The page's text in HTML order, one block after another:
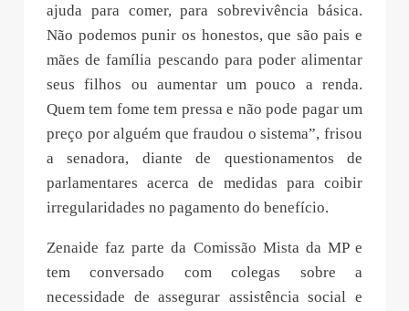
ajuda para comer, para sobrevivência básica.
Não podemos punir os honestos, que são pais e
mães de família pescando para poder alimentar
seus filhos ou aumentar um pouco a renda.
Quem tem fome tem pressa e não pode pagar um
preço por alguém que fraudou o sistema”, frisou
a senadora, diante de questionamentos de
parlamentares acerca de medidas para coibir
irregularidades no pagamento do benefício.
Zenaide faz parte da Comissão Mista da MP e
tem conversado com colegas sobre a
necessidade de assegurar assistência social e